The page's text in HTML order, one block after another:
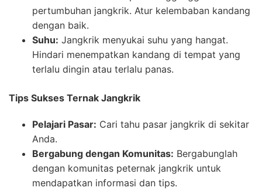
pertumbuhan jangkrik. Atur kelembaban kandang
dengan baik.
Suhu: Jangkrik menyukai suhu yang hangat.
Hindari menempatkan kandang di tempat yang
terlalu dingin atau terlalu panas.
Tips Sukses Ternak Jangkrik
Pelajari Pasar: Cari tahu pasar jangkrik di sekitar
Anda.
Bergabung dengan Komunitas: Bergabunglah
dengan komunitas peternak jangkrik untuk
mendapatkan informasi dan tips.